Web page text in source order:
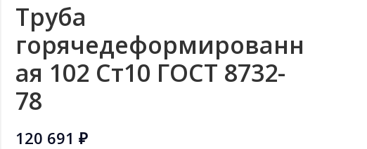
Труба
горячедеформированн
ая 102 Ст10 ГОСТ 8732-
78
120 691 ₽